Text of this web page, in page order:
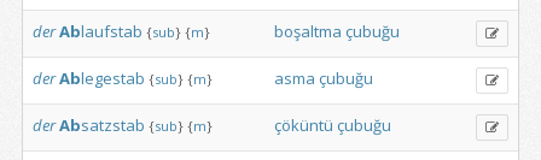
derAblaufstab {sub} {m} boşaltma çubuğu
derAblegestab {sub} {m} asma çubuğu
derAbsatzstab {sub} {m} çöküntü çubuğu